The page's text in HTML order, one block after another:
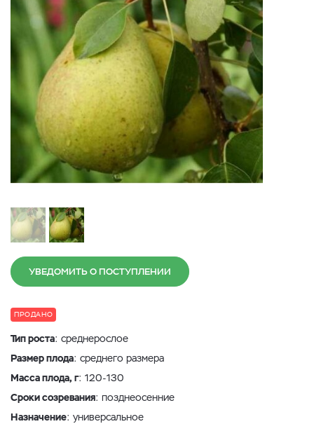
УВЕДОМИТЬ О ПОСТУПЛЕНИИ
ПРОДАНО
Тип роста: среднерослое
Размер плода: среднего размера
Масса плода, г: 120-130
Сроки созревания: позднеосенние
Назначение: универсальное